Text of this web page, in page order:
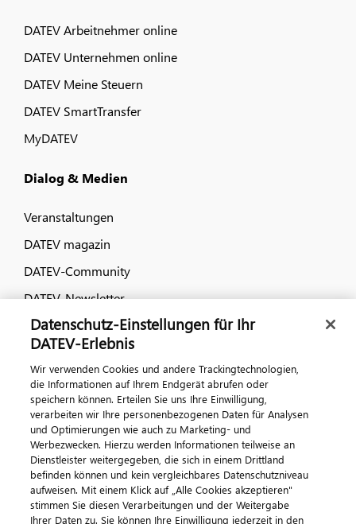
DATEV Arbeitnehmer online
DATEV Unternehmen online
DATEV Meine Steuern
DATEV SmartTransfer
MyDATEV
Dialog & Medien
Veranstaltungen
DATEV magazin
DATEV-Community
DATEV-Newsletter
Kontaktieren Sie uns
ImpressumDatenschutzAGB Kontakt
Cookie-Einstellungen
Datenschutz-Einstellungen für Ihr
DATEV-Erlebnis
Wir verwenden Cookies und andere Trackingtechnologien,
die Informationen auf Ihrem Endgerät abrufen oder
speichern können. Erteilen Sie uns Ihre Einwilligung,
verarbeiten wir Ihre personenbezogenen Daten für Analysen
und Optimierungen wie auch zu Marketing- und
Werbezwecken. Hierzu werden Informationen teilweise an
Dienstleister weitergegeben, die sich in einem Drittland
befinden können und kein vergleichbares Datenschutzniveau
aufweisen. Mit einem Klick auf „Alle Cookies akzeptieren"
stimmen Sie diesen Verarbeitungen und der Weitergabe
Ihrer Daten zu. Sie können Ihre Einwilligung jederzeit in den